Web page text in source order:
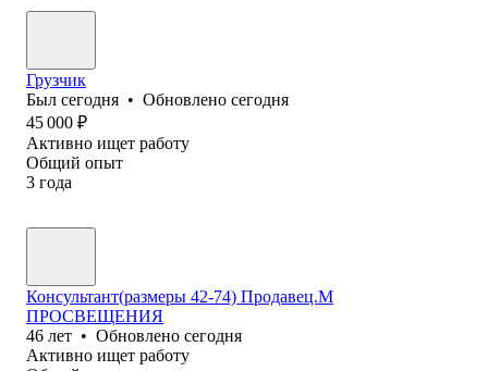
Грузчик
Был сегодня • Обновлено сегодня
45 000 ₽
Активно ищет работу
Общий опыт
3 года
Консультант(размеры 42-74) Продавец.М
ПРОСВЕЩЕНИЯ
46 лет • Обновлено сегодня
Активно ищет работу